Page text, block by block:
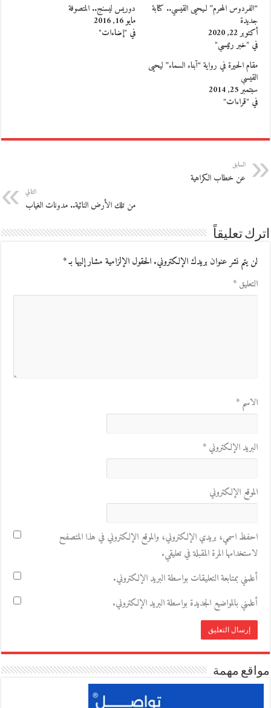
“الفردوس المحرم” لـيحيى القيسي.. كتابة
جديدة
أكتوبر 22, 2020
في "خبر رئيسي"
دوريس ليسنج.. المتصوفة
مايو 16, 2016
في "إضاءات"
مقام الحيرة في رواية “أبناء السماء” ليحيى
القيسي
سبتمبر 25, 2014
في "قراءات"
السابق
عن خطاب الكراهية
التالي
من تلك الأرض النائية.. مدونات الغياب
اترك تعليقاً
لن يتم نشر عنوان بريدك الإلكتروني.الحقول الإلزامية مشار إليها بـ*
التعليق*
الاسم*
البريد الإلكتروني*
الموقع الإلكتروني
احفظ اسمي، بريدي الإلكتروني، والموقع الإلكتروني في هذا المتصفح
لاستخدامها المرة المقبلة في تعليقي.
أعلمني بمتابعة التعليقات بواسطة البريد الإلكتروني.
أعلمني بالمواضيع الجديدة بواسطة البريد الإلكتروني.
مواقع مهمة